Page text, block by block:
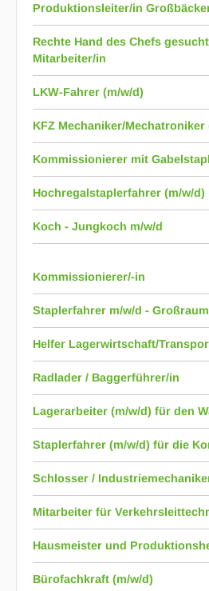
Produktionsleiter/in
Rechte Hand des Chefs
Mitarbeiter/in
LKW-Fahrer (m/w/d)
KFZ Mechaniker/Mechatroniker
Kommissionierer mit
Hochregalstaplerfahrer (m/w/d)
Koch - Jungkoch m/w/d
Kommissionierer/-in
Staplerfahrer m/w/d -
Helfer Lagerwirtschaft/
Radlader / Baggerführer/in
Lagerarbeiter (m/w/d) für den
Stapler­fahrer (m/w/d) für die
Schlosser /
Mitarbeiter für
Hausmeister und
Bürofachkraft (m/w/d)